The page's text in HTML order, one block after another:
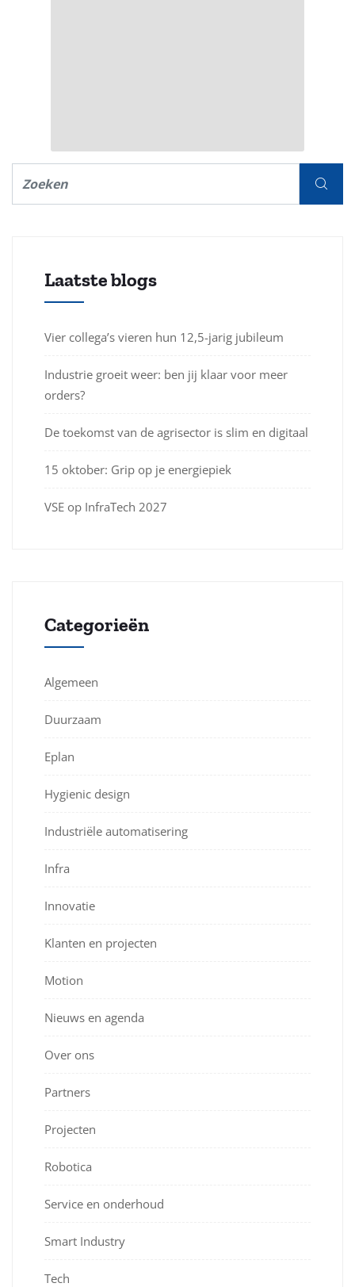
Laatste blogs
Vier collega’s vieren hun 12,5-jarig jubileum
Industrie groeit weer: ben jij klaar voor meer
orders?
De toekomst van de agrisector is slim en digitaal
15 oktober: Grip op je energiepiek
VSE op InfraTech 2027
Categorieën
Algemeen
Duurzaam
Eplan
Hygienic design
Industriële automatisering
Infra
Innovatie
Klanten en projecten
Motion
Nieuws en agenda
Over ons
Partners
Projecten
Robotica
Service en onderhoud
Smart Industry
Tech